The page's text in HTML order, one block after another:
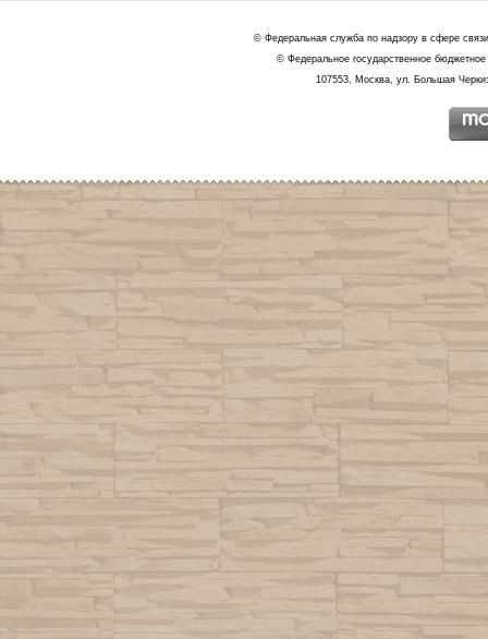
© Федеральная служба по надзору в сфере
© Федеральное государственное
107553, Москва, ул. Большая